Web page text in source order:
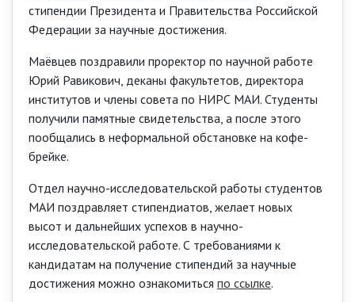
стипендии Президента и Правительства Российской
Федерации за научные достижения.
Маёвцев поздравили проректор по научной работе
Юрий Равикович, деканы факультетов, директора
институтов и члены совета по НИРС МАИ. Студенты
получили памятные свидетельства, а после этого
пообщались в неформальной обстановке на кофе-
брейке.
Отдел научно-исследовательской работы студентов
МАИ поздравляет стипендиатов, желает новых
высот и дальнейших успехов в научно-
исследовательской работе. С требованиями к
кандидатам на получение стипендий за научные
достижения можно ознакомиться по ссылке.